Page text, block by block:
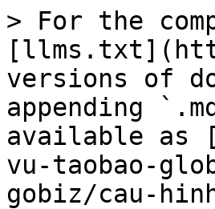
> For the
versions of
appending
available as
vu-taobao-
gobiz/cau-